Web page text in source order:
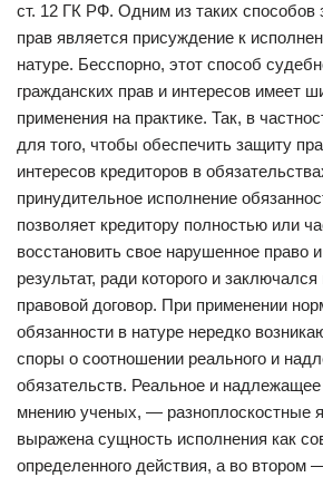
ст. 12 ГК РФ. Одним из таких способов
прав является присуждение к
натуре. Бесспорно, этот способ
гражданских прав и интересов имеет
применения на практике. Так, в
для того, чтобы обеспечить защиту
интересов кредиторов в
принудительное исполнение
позволяет кредитору полностью или
восстановить свое нарушенное право
результат, ради которого и
правовой договор. При применении
обязанности в натуре нередко
споры о соотношении реального и
обязательств. Реальное и
мнению ученых, — разноплоскостные
выражена сущность исполнения как
определенного действия, а во втором